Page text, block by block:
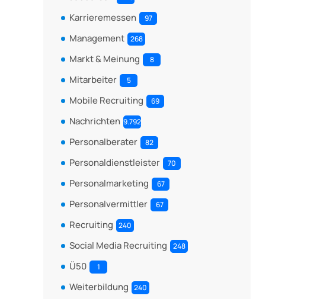
Karrieremessen 97
Management 268
Markt & Meinung 8
Mitarbeiter 5
Mobile Recruiting 69
Nachrichten 9.792
Personalberater 82
Personaldienstleister 70
Personalmarketing 67
Personalvermittler 67
Recruiting 240
Social Media Recruiting 248
Ü50 1
Weiterbildung 240